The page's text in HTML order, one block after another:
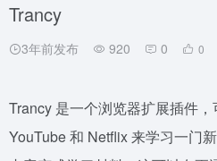
Trancy
3年前发布 920 0 0
Trancy 是一个浏览器扩展插件
YouTube 和 Netflix 来学习一门